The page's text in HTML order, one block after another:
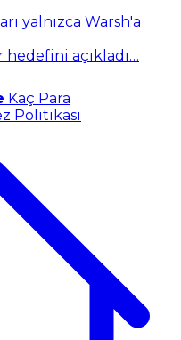
yalnızca Warsh'a
hedefini açıkladı…
Kaç Para
Politikası